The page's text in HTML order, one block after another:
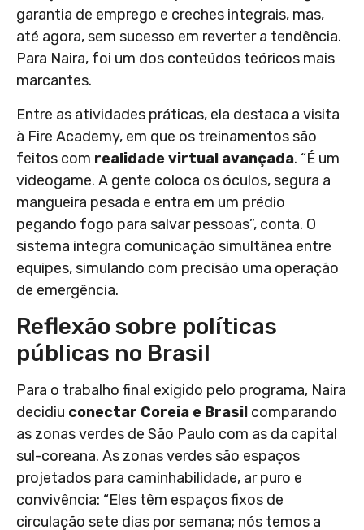
garantia de emprego e creches integrais, mas,
até agora, sem sucesso em reverter a tendência.
Para Naira, foi um dos conteúdos teóricos mais
marcantes.
Entre as atividades práticas, ela destaca a visita
à Fire Academy, em que os treinamentos são
feitos com realidade virtual avançada. “É um
videogame. A gente coloca os óculos, segura a
mangueira pesada e entra em um prédio
pegando fogo para salvar pessoas”, conta. O
sistema integra comunicação simultânea entre
equipes, simulando com precisão uma operação
de emergência.
Reflexão sobre políticas
públicas no Brasil
Para o trabalho final exigido pelo programa, Naira
decidiu conectar Coreia e Brasil comparando
as zonas verdes de São Paulo com as da capital
sul-coreana. As zonas verdes são espaços
projetados para caminhabilidade, ar puro e
convivência: “Eles têm espaços fixos de
circulação sete dias por semana; nós temos a